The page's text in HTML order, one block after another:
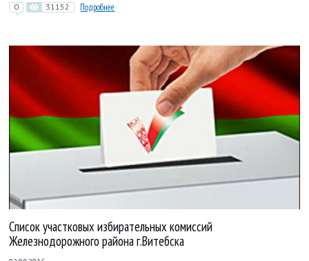
0 31152 Подробнее
Список участковых избирательных комиссий
Железнодорожного района г.Витебска